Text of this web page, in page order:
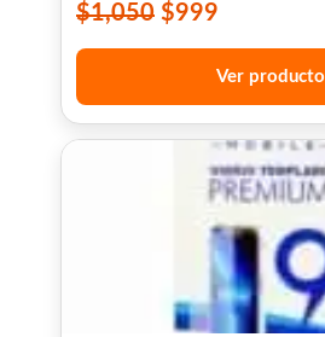
$1,050 $999
Ver producto